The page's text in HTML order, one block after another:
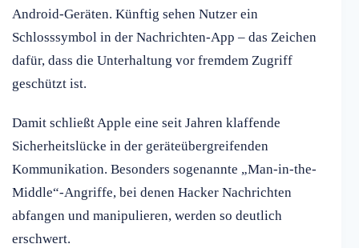
Android-Geräten. Künftig sehen Nutzer ein
Schlosssymbol in der Nachrichten-App – das Zeichen
dafür, dass die Unterhaltung vor fremdem Zugriff
geschützt ist.
Damit schließt Apple eine seit Jahren klaffende
Sicherheitslücke in der geräteübergreifenden
Kommunikation. Besonders sogenannte „Man-in-the-
Middle“-Angriffe, bei denen Hacker Nachrichten
abfangen und manipulieren, werden so deutlich
erschwert.